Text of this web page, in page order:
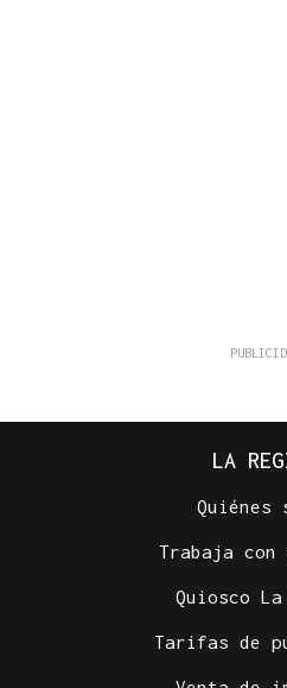
LA
Quiénes
Trabaja con
Quiosco La
Tarifas de